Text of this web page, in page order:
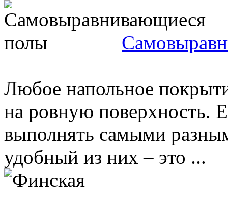
Любое напольное
на ровную поверхность.
выполнять самыми
удобный из них – это ...